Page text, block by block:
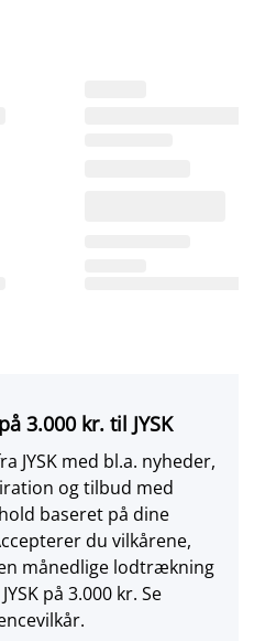
3.000 kr. til JYSK
JYSK med bl.a. nyheder,
og tilbud med
baseret på dine
du vilkårene,
månedlige lodtrækning
på 3.000 kr. Se